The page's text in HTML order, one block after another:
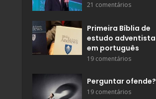
21 comentários
Primeira Bíblia de
estudo adventista
em português
19 comentários
Perguntar ofende?
19 comentários